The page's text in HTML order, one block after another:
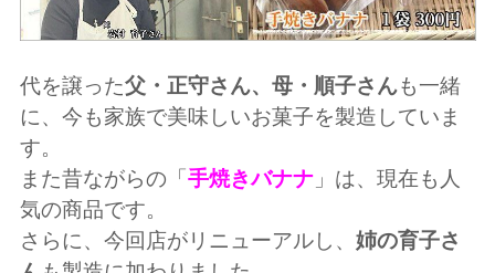
代を譲った父・正守さん、母・順子さんも一緒
に、今も家族で美味しいお菓子を製造していま
す。
また昔ながらの「手焼きバナナ」は、現在も人
気の商品です。
さらに、今回店がリニューアルし、 姉の育子さ